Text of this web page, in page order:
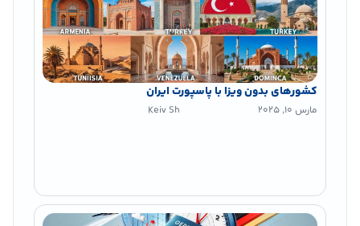
کشورهای بدون ویزا با پاسپورت ایران
مارس 10, 2025 Keiv Sh